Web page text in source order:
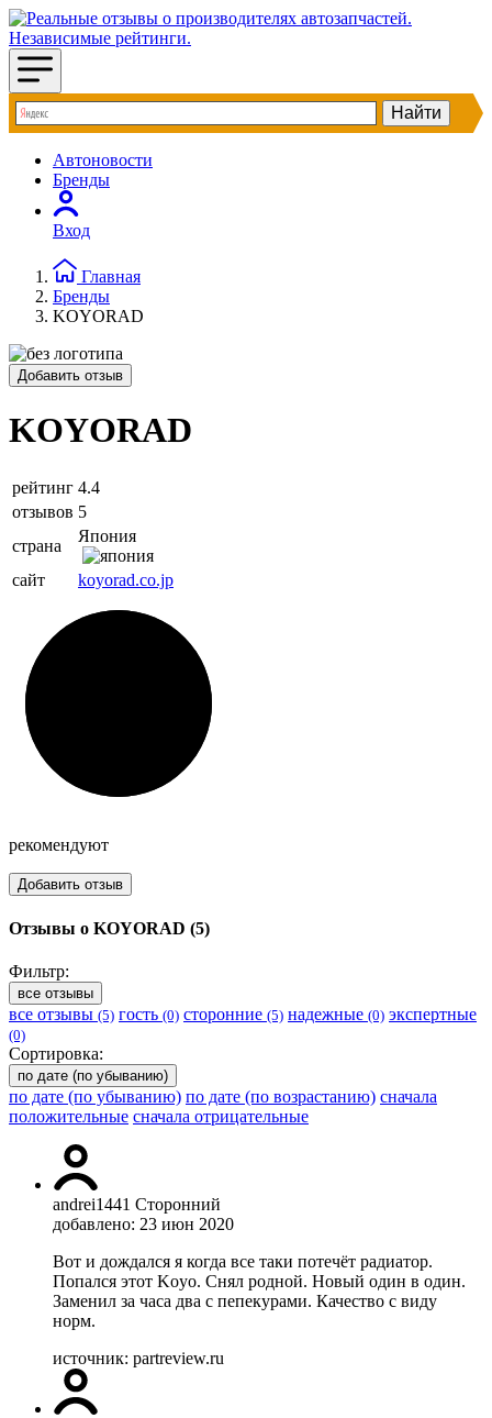
Автоновости
Бренды
Вход
Главная
Бренды
KOYORAD
Добавить отзыв
KOYORAD
рейтинг 4.4
отзывов 5
страна
Япония
сайт koyorad.co.jp
рекомендуют
Добавить отзыв
Отзывы о KOYORAD (5)
Фильтр:
все отзывы
все отзывы (5) гость (0) сторонние (5) надежные (0) экспертные
(0)
Сортировка:
по дате (по убыванию)
по дате (по убыванию) по дате (по возрастанию) сначала
положительные сначала отрицательные
andrei1441 Сторонний
добавлено: 23 июн 2020
Вот и дождался я когда все таки потечёт радиатор.
Попался этот Koyo. Снял родной. Новый один в один.
Заменил за часа два с пепекурами. Качество с виду
норм.
источник: partreview.ru